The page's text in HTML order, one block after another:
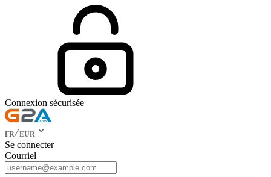
Connexion sécurisée
FR EUR
Se connecter
Courriel